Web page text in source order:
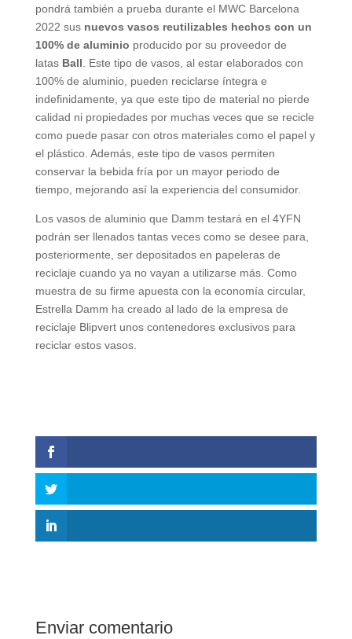
pondrá también a prueba durante el MWC Barcelona
2022 sus nuevos vasos reutilizables hechos con un
100% de aluminio producido por su proveedor de
latas Ball . Este tipo de vasos, al estar elaborados con
100% de aluminio, pueden reciclarse íntegra e
indefinidamente, ya que este tipo de material no pierde
calidad ni propiedades por muchas veces que se recicle
como puede pasar con otros materiales como el papel y
el plástico. Además, este tipo de vasos permiten
conservar la bebida fría por un mayor periodo de
tiempo, mejorando así la experiencia del consumidor.
Los vasos de aluminio que Damm testará en el 4YFN
podrán ser llenados tantas veces como se desee para,
posteriormente, ser depositados en papeleras de
reciclaje cuando ya no vayan a utilizarse más. Como
muestra de su firme apuesta con la economía circular,
Estrella Damm ha creado al lado de la empresa de
reciclaje Blipvert unos contenedores exclusivos para
reciclar estos vasos.
Enviar comentario